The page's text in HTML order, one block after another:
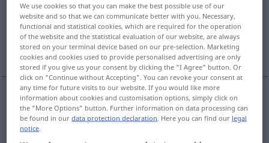
entfernter, abliegend, abgewendet
weit vorgerückt, fortgeschritten
fern,(weit)entfernt,weit,entlegen far
We use cookies so that you can make the best possible use of our
website and so that we can communicate better with you. Necessary,
functional and statistical cookies, which are required for the operation
of the website and the statistical evaluation of our website, are always
stored on your terminal device based on our pre-selection. Marketing
cookies and cookies used to provide personalised advertising are only
stored if you give us your consent by clicking the "I Agree" button. Or
click on "Continue without Accepting". You can revoke your consent at
any time for future visits to our website. If you would like more
information about cookies and customisation options, simply click on
the "More Options" button. Further information on data processing can
be found in ourdata protection declaration. Here you can find our legal
notice.